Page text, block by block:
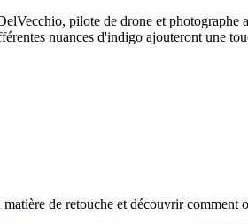
pilote de drone et
nuances d'indigo ajouteront une
de retouche et découvrir comment